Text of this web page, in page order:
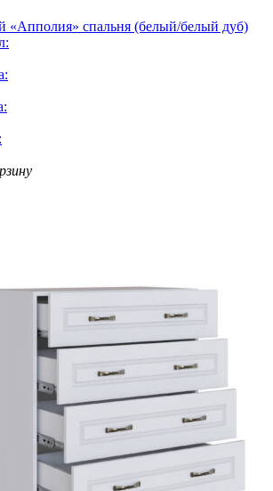
«Апполия» спальня (белый/белый дуб)